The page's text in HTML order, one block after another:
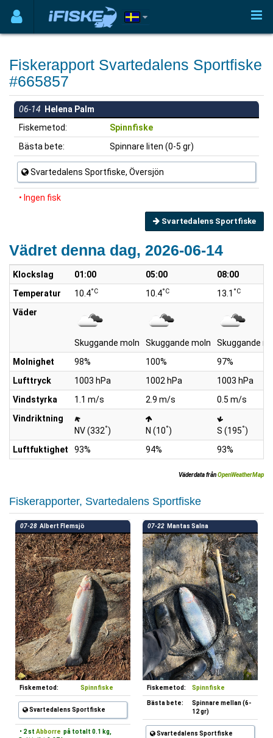
Fiskerapport Svartedalens Sportfiske
#665857
06-14 Helena Palm
Fiskemetod:
Spinnfiske
Bästa bete:
Spinnare liten (0-5 gr)
Svartedalens Sportfiske, Översjön
• Ingen fisk
Svartedalens Sportfiske
Vädret denna dag, 2026-06-14
Klockslag 01:00 05:00
08:00
Temperatur
10.4°C 10.4°C 13.1 °C
Väder
Skuggande moln Skuggande moln
Skuggande
Molnighet
98% 100%
97%
Lufttryck
1003 hPa 1002 hPa
1003 hPa
Vindstyrka
1.1 m/s 2.9 m/s
0.5 m/s
Vindriktning
NV (332°) N (10°) S (195°)
Luftfuktighet
93% 94% 93%
Väderdata frånOpenWeatherMap
Fiskerapporter, Svartedalens Sportfiske
07-28 Albert Flemsjö
Fiskemetod: Spinnfiske
Svartedalens Sportfiske
• 2 st Abborre på totalt 0.1 kg,
07-22 Mantas Salna
Fiskemetod: Spinnfiske
Bästa bete:
Spinnare mellan (6-
12 gr)
Svartedalens Sportfiske